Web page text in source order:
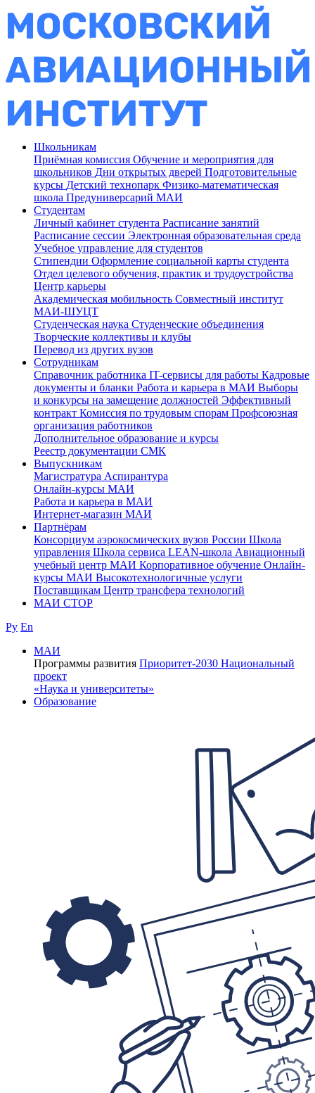
Школьникам
Приёмная комиссия Обучение и мероприятия для
школьников Дни открытых дверей Подготовительные
курсы Детский технопарк Физико-математическая
школа Предуниверсарий МАИ
Студентам
Личный кабинет студента Расписание занятий
Расписание сессии Электронная образовательная среда
Учебное управление для студентов
Стипендии Оформление социальной карты студента
Отдел целевого обучения, практик и трудоустройства
Центр карьеры
Академическая мобильность Совместный институт
МАИ-ШУЦТ
Студенческая наука Студенческие объединения
Творческие коллективы и клубы
Перевод из других вузов
Сотрудникам
Cправочник работника IT-сервисы для работы Кадровые
документы и бланки Работа и карьера в МАИ Выборы
и конкурсы на замещение должностей Эффективный
контракт Комиссия по трудовым спорам Профсоюзная
организация работников
Дополнительное образование и курсы
Реестр документации СМК
Выпускникам
Магистратура Аспирантура
Онлайн-курсы МАИ
Работа и карьера в МАИ
Интернет-магазин МАИ
Партнёрам
Консорциум аэрокосмических вузов России Школа
управления Школа сервиса LEAN-школа Авиационный
учебный центр МАИ Корпоративное обучение Онлайн-
курсы МАИ Высокотехнологичные услуги
Поставщикам Центр трансфера технологий
МАИ СТОР
Ру En
МАИ
Программы развития Приоритет-2030 Национальный
проект
«Наука и университеты»
Образование